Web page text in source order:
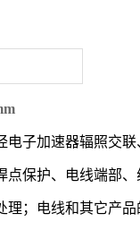
子加速器辐照交
保护、电线端部
；电线和其它产品